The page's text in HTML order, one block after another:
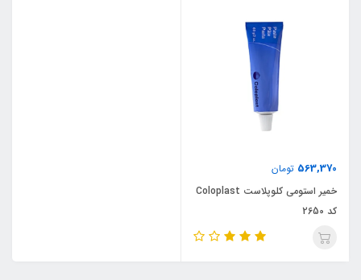
563,370 تومان
خمیر استومی کلوپلاست Coloplast
کد 2650